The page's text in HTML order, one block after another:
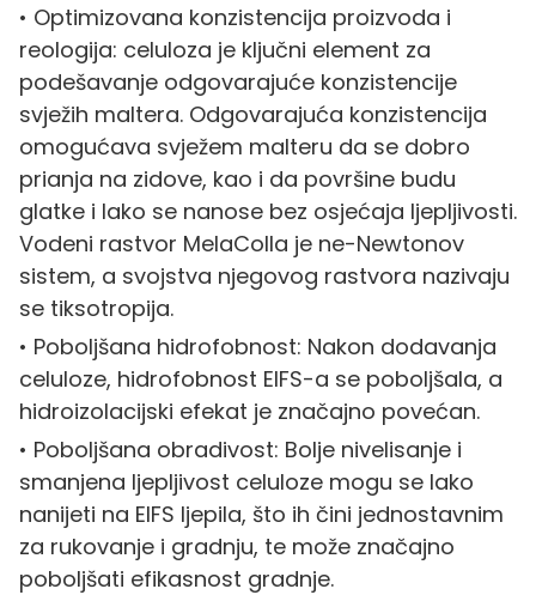
• Optimizovana konzistencija proizvoda i
reologija: celuloza je ključni element za
podešavanje odgovarajuće konzistencije
svježih maltera. Odgovarajuća konzistencija
omogućava svježem malteru da se dobro
prianja na zidove, kao i da površine budu
glatke i lako se nanose bez osjećaja ljepljivosti.
Vodeni rastvor MelaColla je ne-Newtonov
sistem, a svojstva njegovog rastvora nazivaju
se tiksotropija.
• Poboljšana hidrofobnost: Nakon dodavanja
celuloze, hidrofobnost EIFS-a se poboljšala, a
hidroizolacijski efekat je značajno povećan.
• Poboljšana obradivost: Bolje nivelisanje i
smanjena ljepljivost celuloze mogu se lako
nanijeti na EIFS ljepila, što ih čini jednostavnim
za rukovanje i gradnju, te može značajno
poboljšati efikasnost gradnje.